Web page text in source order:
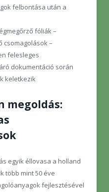
felbontása után a
fóliák –
csomagolások –
felesleges
dokumentáció során
keletkezik
megoldás:
egyik éllovasa a holland
több mint 50 éve
fejlesztésével